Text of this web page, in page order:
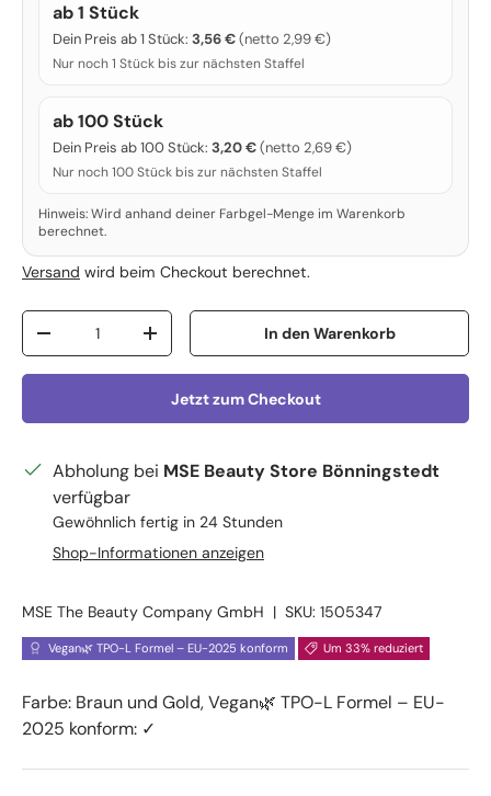
ab 1 Stück
Dein Preis ab 1 Stück: 3,56 €(netto 2,99 €)
Nur noch 1 Stück bis zur nächsten Staffel
ab 100 Stück
Dein Preis ab 100 Stück: 3,20 €(netto 2,69 €)
Nur noch 100 Stück bis zur nächsten Staffel
Hinweis: Wird anhand deiner Farbgel-Menge im Warenkorb
berechnet.
Versand wird beim Checkout berechnet.
Menge verringernMenge erhöhenIn den Warenkorb
Jetzt zum Checkout
Abholung bei MSE Beauty Store Bönningstedt
verfügbar
Gewöhnlich fertig in 24 Stunden
Shop-Informationen anzeigen
MSE The Beauty Company GmbH | SKU: 1505347
Vegan🌿 TPO-L Formel – EU-2025 konform Um 33% reduziert
Farbe: Braun und Gold,Vegan🌿 TPO-L Formel – EU-
2025 konform: ✓